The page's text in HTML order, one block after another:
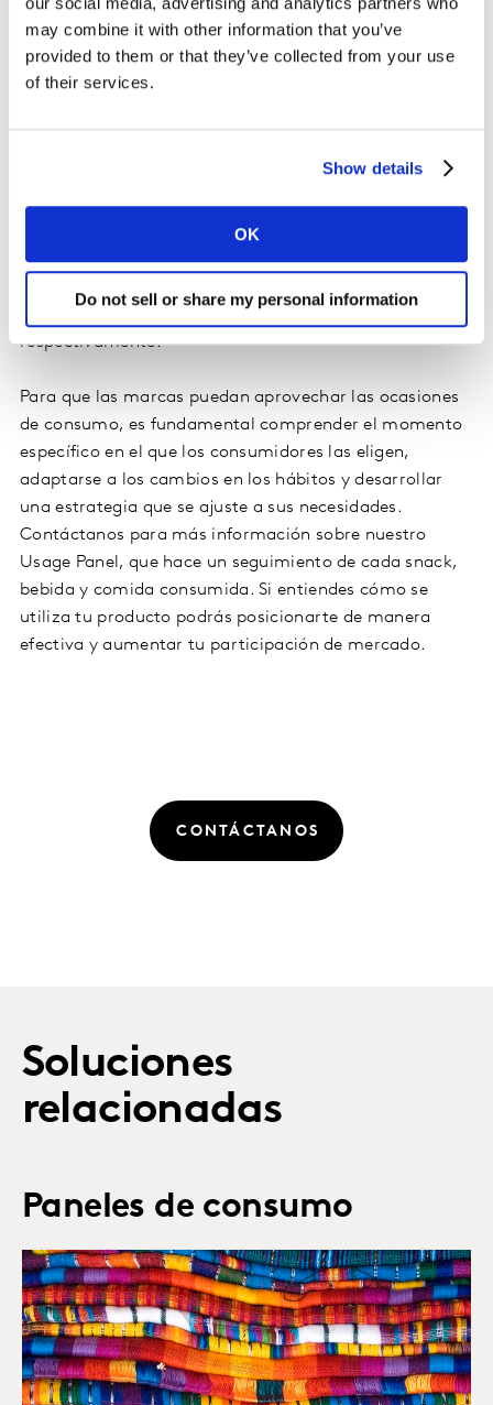
may combine it with other information that you’ve
provided to them or that they’ve collected from your use
of their services.
Show details
OK
Do not sell or share my personal information
Las ocasiones de consumo crecen en el
hogar
comidas ligeras como fruta fresca. Se observó que los
momentos de consumo varían; 23,9% de todas las
comidas del día son desayuno, seguido de 22,7% que
corresponden al almuerzo y 23,1% a la cena. En
ocasiones de consumo bajan, 7,1% y 4,6%,
respectivamente.
Para que las marcas puedan aprovechar las ocasiones
de consumo, es fundamental comprender el momento
específico en el que los consumidores las eligen,
adaptarse a los cambios en los hábitos y desarrollar
una estrategia que se ajuste a sus necesidades.
Contáctanos para más información sobre nuestro
Usage Panel, que hace un seguimiento de cada snack,
bebida y comida consumida. Si entiendes cómo se
utiliza tu producto podrás posicionarte de manera
efectiva y aumentar tu participación de mercado.
CONTÁCTANOS
Soluciones
relacionadas
Paneles de consumo